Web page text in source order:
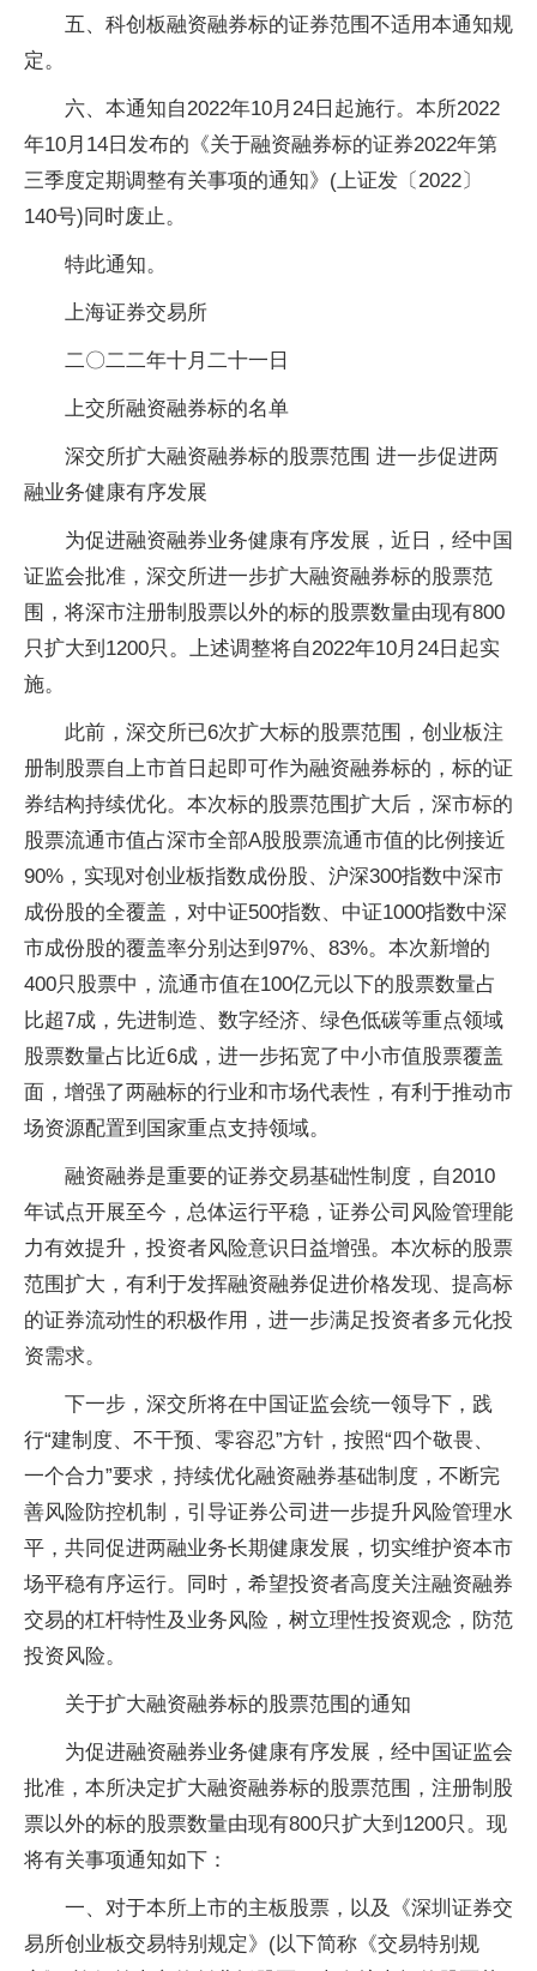
五、科创板融资融券标的证券范围不适用本通知规
定。
六、本通知自2022年10月24日起施行。本所2022
年10月14日发布的《关于融资融券标的证券2022年第
三季度定期调整有关事项的通知》(上证发〔2022〕
140号)同时废止。
特此通知。
上海证券交易所
二〇二二年十月二十一日
上交所融资融券标的名单
深交所扩大融资融券标的股票范围 进一步促进两
融业务健康有序发展
为促进融资融券业务健康有序发展，近日，经中国
证监会批准，深交所进一步扩大融资融券标的股票范
围，将深市注册制股票以外的标的股票数量由现有800
只扩大到1200只。上述调整将自2022年10月24日起实
施。
此前，深交所已6次扩大标的股票范围，创业板注
册制股票自上市首日起即可作为融资融券标的，标的证
券结构持续优化。本次标的股票范围扩大后，深市标的
股票流通市值占深市全部A股股票流通市值的比例接近
90%，实现对创业板指数成份股、沪深300指数中深市
成份股的全覆盖，对中证500指数、中证1000指数中深
市成份股的覆盖率分别达到97%、83%。本次新增的
400只股票中，流通市值在100亿元以下的股票数量占
比超7成，先进制造、数字经济、绿色低碳等重点领域
股票数量占比近6成，进一步拓宽了中小市值股票覆盖
面，增强了两融标的行业和市场代表性，有利于推动市
场资源配置到国家重点支持领域。
融资融券是重要的证券交易基础性制度，自2010
年试点开展至今，总体运行平稳，证券公司风险管理能
力有效提升，投资者风险意识日益增强。本次标的股票
范围扩大，有利于发挥融资融券促进价格发现、提高标
的证券流动性的积极作用，进一步满足投资者多元化投
资需求。
下一步，深交所将在中国证监会统一领导下，践
行“建制度、不干预、零容忍”方针，按照“四个敬畏、
一个合力”要求，持续优化融资融券基础制度，不断完
善风险防控机制，引导证券公司进一步提升风险管理水
平，共同促进两融业务长期健康发展，切实维护资本市
场平稳有序运行。同时，希望投资者高度关注融资融券
交易的杠杆特性及业务风险，树立理性投资观念，防范
投资风险。
关于扩大融资融券标的股票范围的通知
为促进融资融券业务健康有序发展，经中国证监会
批准，本所决定扩大融资融券标的股票范围，注册制股
票以外的标的股票数量由现有800只扩大到1200只。现
将有关事项通知如下：
一、对于本所上市的主板股票，以及《深圳证券交
易所创业板交易特别规定》(以下简称《交易特别规